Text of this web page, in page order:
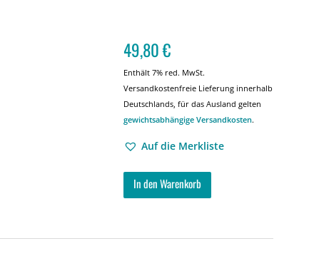
49,80€
Enthält 7% red. MwSt.
Versandkostenfreie Lieferung innerhalb
Deutschlands, für das Ausland gelten
gewichtsabhängige Versandkosten.
Auf die Merkliste
In den Warenkorb